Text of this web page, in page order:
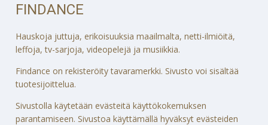
FINDANCE
Hauskoja juttuja, erikoisuuksia maailmalta, netti-ilmiöitä,
leffoja, tv-sarjoja, videopelejä ja musiikkia.
Findance on rekisteröity tavaramerkki. Sivusto voi sisältää
tuotesijoittelua.
Sivustolla käytetään evästeitä käyttökokemuksen
parantamiseen. Sivustoa käyttämällä hyväksyt evästeiden